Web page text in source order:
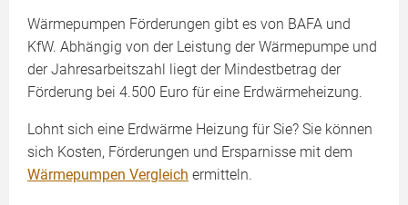
Wärmepumpen Förderungen gibt es von BAFA und
KfW. Abhängig von der Leistung der Wärmepumpe und
der Jahresarbeitszahl liegt der Mindestbetrag der
Förderung bei 4.500 Euro für eine Erdwärmeheizung.
Lohnt sich eine Erdwärme Heizung für Sie? Sie können
sich Kosten, Förderungen und Ersparnisse mit dem
Wärmepumpen Vergleich ermitteln.